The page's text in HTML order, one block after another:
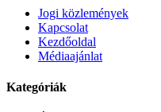
Jogi közlemények
Kapcsolat
Kezdőoldal
Médiaajánlat
Kategóriák